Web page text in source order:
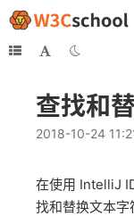
查找和
2018-10-24
在使用 IntelliJ
找和替换文本字